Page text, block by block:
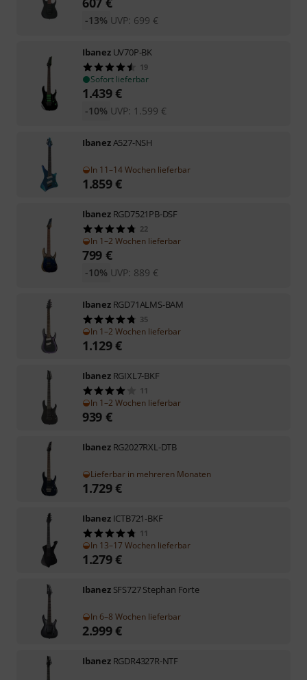
UVP: 699 €
-13%
Ibanez UV70P-BK
19
Sofort lieferbar
1.439€
UVP: 1.599 €
-10%
IbanezA527-NSH
In 11–14 Wochen lieferbar
1.859€
Ibanez RGD7521PB-DSF
22
In 1–2 Wochen lieferbar
799 €
UVP: 889 €
-10%
Ibanez RGD71ALMS-BAM
35
In 1–2 Wochen lieferbar
1.129€
Ibanez RGIXL7-BKF
11
In 1–2 Wochen lieferbar
939 €
Ibanez RG2027RXL-DTB
Lieferbar in mehreren Monaten
1.729€
Ibanez ICTB721-BKF
11
In 13–17 Wochen lieferbar
1.279€
Ibanez SFS727 Stephan Forte
In 6–8 Wochen lieferbar
2.999€
Ibanez RGDR4327R-NTF